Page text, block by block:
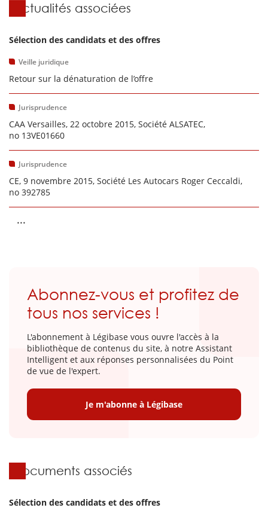
Actualités associées
Sélection des candidats et des offres
Veille juridique
Retour sur la dénaturation de l’offre
Jurisprudence
CAA Versailles, 22 octobre 2015, Société ALSATEC,
no 13VE01660
Jurisprudence
CE, 9 novembre 2015, Société Les Autocars Roger Ceccaldi,
no 392785
...
Abonnez-vous et profitez de
tous nos services !
L'abonnement à Légibase vous ouvre l'accès à la
bibliothèque de contenus du site, à notre Assistant
Intelligent et aux réponses personnalisées du Point
de vue de l'expert.
Je m'abonne à Légibase
Documents associés
Sélection des candidats et des offres